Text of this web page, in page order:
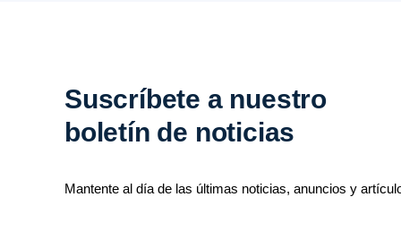
Suscríbete a nuestro
boletín de noticias
Mantente al día de las últimas noticias, anuncios y